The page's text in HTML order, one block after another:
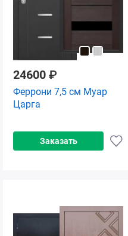
24600 ₽
Феррони 7,5 см Муар
Царга
Заказать